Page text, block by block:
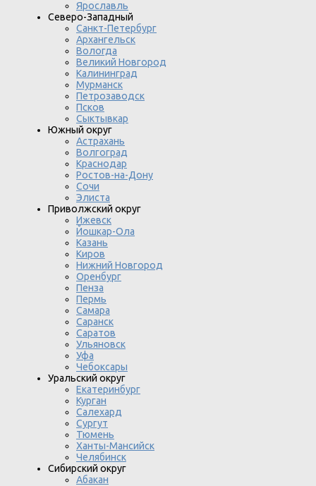
Ярославль
Северо-Западный
Санкт-Петербург
Архангельск
Вологда
Великий Новгород
Калининград
Мурманск
Петрозаводск
Псков
Сыктывкар
Южный округ
Астрахань
Волгоград
Краснодар
Ростов-на-Дону
Сочи
Элиста
Приволжский округ
Ижевск
Йошкар-Ола
Казань
Киров
Нижний Новгород
Оренбург
Пенза
Пермь
Самара
Саранск
Саратов
Ульяновск
Уфа
Чебоксары
Уральский округ
Екатеринбург
Курган
Салехард
Сургут
Тюмень
Ханты-Мансийск
Челябинск
Сибирский округ
Абакан